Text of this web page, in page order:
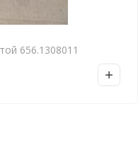
656.1308011